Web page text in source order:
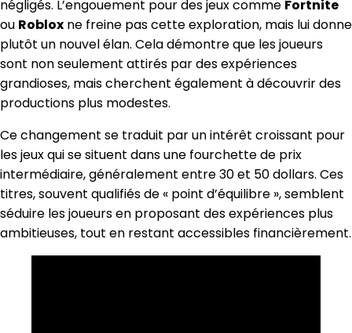
négligés. L’engouement pour des jeux comme Fortnite
ou Roblox ne freine pas cette exploration, mais lui donne
plutôt un nouvel élan. Cela démontre que les joueurs
sont non seulement attirés par des expériences
grandioses, mais cherchent également à découvrir des
productions plus modestes.
Ce changement se traduit par un intérêt croissant pour
les jeux qui se situent dans une fourchette de prix
intermédiaire, généralement entre 30 et 50 dollars. Ces
titres, souvent qualifiés de « point d’équilibre », semblent
séduire les joueurs en proposant des expériences plus
ambitieuses, tout en restant accessibles financièrement.